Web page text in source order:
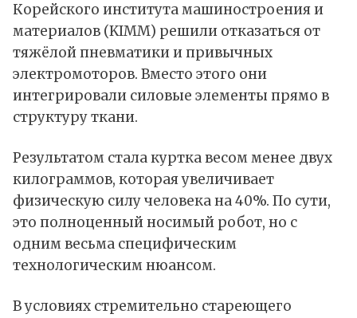
Корейского института машиностроения и
материалов (KIMM) решили отказаться от
тяжёлой пневматики и привычных
электромоторов. Вместо этого они
интегрировали силовые элементы прямо в
структуру ткани.
Результатом стала куртка весом менее двух
килограммов, которая увеличивает
физическую силу человека на 40%. По сути,
это полноценный носимый робот, но с
одним весьма специфическим
технологическим нюансом.
В условиях стремительно стареющего